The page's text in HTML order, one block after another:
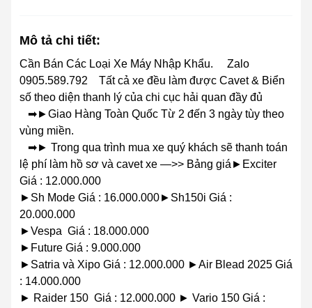
Mô tả chi tiết:
Cần Bán Các Loại Xe Máy Nhập Khẩu. Zalo
0905.589.792 Tất cả xe đều làm được Cavet & Biển
số theo diện thanh lý của chi cục hải quan đầy đủ
➡►Giao Hàng Toàn Quốc Từ 2 đến 3 ngày tùy theo
vùng miền.
➡► Trong qua trình mua xe quý khách sẽ thanh toán
lệ phí làm hồ sơ và cavet xe —>> Bảng giá►Exciter
Giá : 12.000.000
►Sh Mode Giá : 16.000.000►Sh150i Giá :
20.000.000
►Vespa Giá : 18.000.000
►Future Giá : 9.000.000
►Satria và Xipo Giá : 12.000.000 ►Air Blead 2025 Giá
: 14.000.000
► Raider 150 Giá : 12.000.000 ► Vario 150 Giá :